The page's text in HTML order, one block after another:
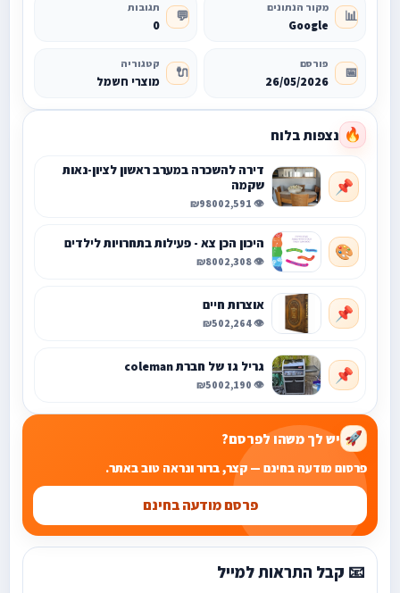
📊 מקור הנתונים
Google
💬 תגובות
0
📅 פורסם
26/05/2026
🔌 קטגוריה
מוצרי חשמל
🔥 נצפות בלוח
📌
דירה להשכרה במערב ראשון לציון-נאות
שקמה
👁️ 2,591
₪9800
🎨 היכון הכן צא - פעילות בתחרויות לילדים
👁️ 2,308
₪800
📌 אוצרות חיים
👁️ 2,264
₪50
📌 גריל גז של חברת coleman
👁️ 2,190
₪500
🚀 יש לך משהו לפרסם?
פרסום מודעה בחינם — קצר, ברור ונראה טוב באתר.
פרסם מודעה בחינם
📧 קבל התראות למייל